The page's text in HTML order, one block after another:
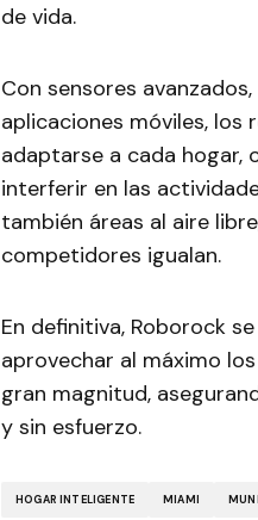
de vida.
Con sensores
aplicaciones móviles,
adaptarse a cada hogar,
interferir en las
también áreas al aire
competidores igualan.
En definitiva, Roborock
aprovechar al máximo
gran magnitud,
y sin esfuerzo.
HOGAR INTELIGENTE MIAMI